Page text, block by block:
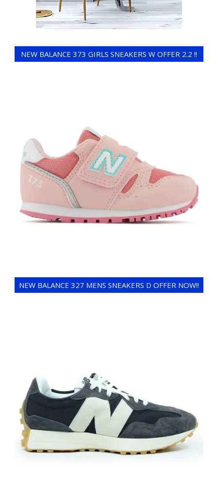
NEW BALANCE 373 GIRLS SNEAKERS W OFFER 2.2 !!
NEW BALANCE 327 MENS SNEAKERS D OFFER NOW!!